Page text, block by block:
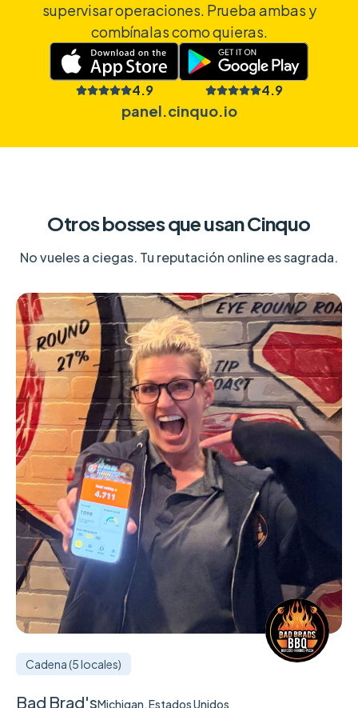
supervisar operaciones. Prueba ambas y
combínalas como quieras.
4.9 4.9
panel.cinquo.io
Otros bosses que usan Cinquo
No vueles a ciegas. Tu reputación online es sagrada.
Cadena (5 locales)
Bad Brad'sMichigan, Estados Unidos